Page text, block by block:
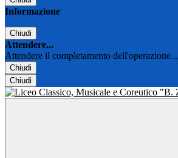
Informazione
Chiudi
Attendere...
Attendere il completamento dell'operazione...
Chiudi
Chiudi